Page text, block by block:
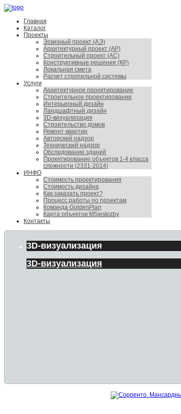
Главная
Каталог
Проекты
Эскизный проект (АЭ)
Архитектурный проект (АР)
Строительный проект (АС)
Конструктивные решения (КР)
Локальная смета
Расчет стропильной системы
Услуги
Архитектурное проектирование
Строительное проектирование
Интерьерный дизайн
Ландшафтный дизайн
3D-визуализация
Строительство домов
Ремонт квартир
Авторский надзор
Технический надзор
Обследование зданий
Проектирование объектов 1-4 класса
сложности (2331-2014)
ИНФО
Стоимость проектирования
Стоимость дизайна
Как заказать проект?
Процесс работы по проектам
Команда GoldenPlan
Карта объектов M5|eskizby
Контакты
3D-визуализация
3D-визуализация
Дизайн интерьеров